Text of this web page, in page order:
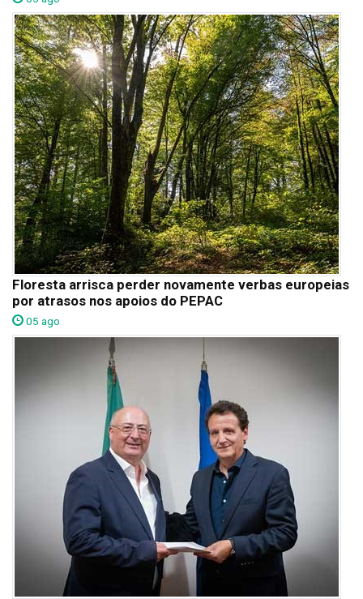
Floresta arrisca perder novamente verbas europeias
por atrasos nos apoios do PEPAC
05 ago